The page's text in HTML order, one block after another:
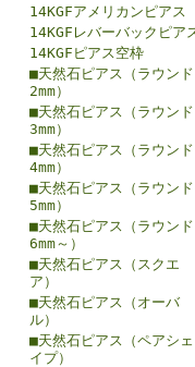
14KGFアメリカンピアス
14KGFレバーバックピア
14KGFピアス空枠
■天然石ピアス（ラウンド
2mm）
■天然石ピアス（ラウンド
3mm）
■天然石ピアス（ラウンド
4mm）
■天然石ピアス（ラウンド
5mm）
■天然石ピアス（ラウンド
6mm～）
■天然石ピアス（スクエ
ア）
■天然石ピアス（オーバ
ル）
■天然石ピアス（ペアシェ
イプ）